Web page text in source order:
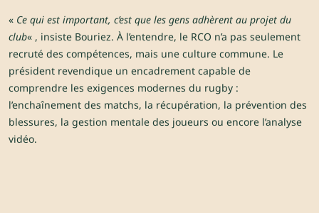
« Ce qui est important, c’est que les gens adhèrent au projet du
club« , insiste Bouriez. À l’entendre, le RCO n’a pas seulement
recruté des compétences, mais une culture commune. Le
président revendique un encadrement capable de
comprendre les exigences modernes du rugby :
l’enchaînement des matchs, la récupération, la prévention des
blessures, la gestion mentale des joueurs ou encore l’analyse
vidéo.